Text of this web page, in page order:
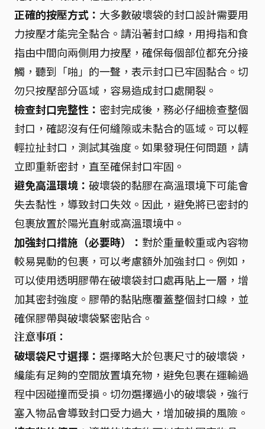
正確的按壓方式： 大多數破壞袋的封口設計需要用
力按壓才能完全黏合。請沿著封口線，用拇指和食
指由中間向兩側用力按壓，確保每個部位都充分接
觸，聽到「啪」的一聲，表示封口已牢固黏合。切
勿只按壓部分區域，容易造成封口處開裂。
檢查封口完整性： 密封完成後，務必仔細檢查整個
封口，確認沒有任何縫隙或未黏合的區域。可以輕
輕拉扯封口，測試其強度。如果發現任何問題，請
立即重新密封，直至確保封口牢固。
避免高溫環境： 破壞袋的黏膠在高溫環境下可能會
失去黏性，導致封口失效。因此，避免將已密封的
包裹放置於陽光直射或高溫環境中。
加強封口措施（必要時）： 對於重量較重或內容物
較易晃動的包裹，可以考慮額外加強封口。例如，
可以使用透明膠帶在破壞袋封口處再貼上一層，增
加其密封強度。膠帶的黏貼應覆蓋整個封口線，並
確保膠帶與破壞袋緊密貼合。
注意事項：
破壞袋尺寸選擇： 選擇略大於包裹尺寸的破壞袋，
纔能有足夠的空間放置填充物，避免包裹在運輸過
程中因碰撞而受損。切勿選擇過小的破壞袋，強行
塞入物品會導致封口受力過大，增加破損的風險。